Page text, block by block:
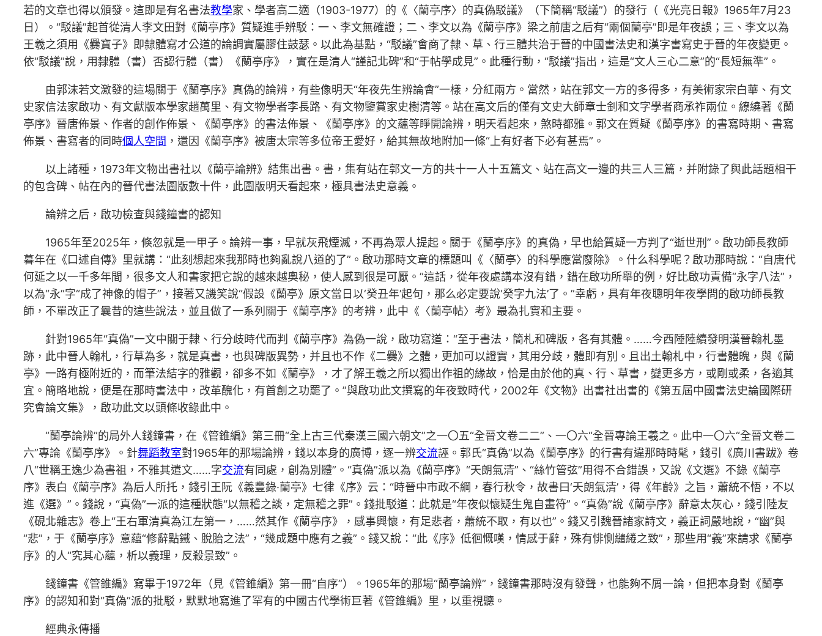
若的文章也得以頒發。這即是有名書法教學家、學者高二適（1903-1977）的《〈蘭亭序〉的真偽駁議》（下簡稱“駁議”）的發行（《光亮日報》1965年7月23
日）。“駁議”起首從清人李文田對《蘭亭序》質疑進手辨駁：一、李文無確證；二、李文以為《蘭亭序》梁之前唐之后有“兩個蘭亭”即是年夜誤；三、李文以為
王羲之須用《爨寶子》即隸體寫才公道的論調實屬膠住鼓瑟。以此為基點，“駁議”會商了隸、草、行三體共治于晉的中國書法史和漢字書寫史于晉的年夜變更。
依“駁議”說，用隸體（書）否認行體（書）《蘭亭序》，實在是清人“謹記北碑”和“于帖學成見”。此種行動，“駁議”指出，這是“文人三心二意”的“長短無準”。
由郭沫若文激發的這場關于《蘭亭序》真偽的論辨，有些像明天“年夜先生辨論會”一樣，分紅兩方。當然，站在郭文一方的多得多，有美術家宗白華、有文
史家信法家啟功、有文獻版本學家趙萬里、有文物學者李長路、有文物鑒賞家史樹清等。站在高文后的僅有文史大師章士釗和文字學者商承祚兩位。繚繞著《蘭
亭序》晉唐佈景、作者的創作佈景、《蘭亭序》的書法佈景、《蘭亭序》的文蘊等睜開論辨，明天看起來，煞時都雅。郭文在質疑《蘭亭序》的書寫時期、書寫
佈景、書寫者的同時個人空間 ，還因《蘭亭序》被唐太宗等多位帝王愛好，給其無故地附加一條“上有好者下必有甚焉”。
以上諸種，1973年文物出書社以《蘭亭論辨》結集出書。書，集有站在郭文一方的共十一人十五篇文、站在高文一邊的共三人三篇，并附錄了與此話題相干
的包含碑、帖在內的晉代書法圖版數十件，此圖版明天看起來，極具書法史意義。
論辨之后，啟功檢查與錢鐘書的認知
1965年至2025年，倏忽就是一甲子。論辨一事，早就灰飛煙滅，不再為眾人提起。關于《蘭亭序》的真偽，早也給質疑一方判了“逝世刑”。啟功師長教師
暮年在《口述自傳》里就講：“此刻想起來我那時也夠亂說八道的了”。啟功那時文章的標題叫《〈蘭亭〉的科學應當廢除》。什么科學呢？啟功那時說：“自唐代
何延之以一千多年間，很多文人和書家把它說的越來越奧秘，使人感到很是可厭。”這話，從年夜處講本沒有錯，錯在啟功所舉的例，好比啟功責備“永字八法”，
以為“永”字“成了神像的帽子”，接著又譏笑說“假設《蘭亭》原文當日以‘癸丑年’起句，那么必定要說‘癸字九法’了。”幸虧，具有年夜聰明年夜學問的啟功師長教
師，不單改正了曩昔的這些說法，並且做了一系列關于《蘭亭序》的考辨，此中《〈蘭亭帖〉考》最為扎實和主要。
針對1965年“真偽”一文中關于隸、行分歧時代而判《蘭亭序》為偽一說，啟功寫道：“至于書法，簡札和碑版，各有其體。……今西陲陸續發明漢晉翰札墨
跡，此中晉人翰札，行草為多，就是真書，也與碑版異勢，并且也不作《二爨》之體，更加可以證實，其用分歧，體即有別。且出土翰札中，行書體魄，與《蘭
亭》一路有極附近的，而筆法結字的雅觀，卻多不如《蘭亭》，才了解王羲之所以獨出作祖的緣故，恰是由於他的真、行、草書，變更多方，或剛或柔，各適其
宜。簡略地說，便是在那時書法中，改革醜化，有首創之功罷了。”與啟功此文撰寫的年夜致時代，2002年《文物》出書社出書的《第五屆中國書法史論國際研
究會論文集》，啟功此文以頭條收錄此中。
“蘭亭論辨”的局外人錢鐘書，在《管錐編》第三冊“全上古三代秦漢三國六朝文”之一〇五“全晉文卷二二”、一〇六“全晉專論王羲之。此中一〇六“全晉文卷二
六”專論《蘭亭序》。針舞蹈教室對1965年的那場論辨，錢以本身的廣博，逐一辨交流誣。郭氏“真偽”以為《蘭亭序》的行書有違那時時髦，錢引《廣川書跋》卷
八“世稱王逸少為書祖，不雅其遣文……字交流有同處，創為別體”。“真偽”派以為《蘭亭序》“天朗氣清”、“絲竹管弦”用得不合錯誤，又說《文選》不錄《蘭亭
序》表白《蘭亭序》為后人所托，錢引王阮《義豐錄·蘭亭》七律《序》云：“時晉中市政不綱，春行秋令，故書曰‘天朗氣清’，得《年齡》之旨，蕭統不悟，不以
進《選》”。錢說，“真偽”一派的這種狀態“以無稽之談，定無稽之罪”。錢批駁道：此就是“年夜似懷疑生鬼自畫符”。“真偽”說《蘭亭序》辭意太灰心，錢引陸友
《硯北雜志》卷上“王右軍清真為江左第一，……然其作《蘭亭序》，感事興懷，有足悲者，蕭統不取，有以也”。錢又引魏晉諸家詩文，義正詞嚴地說，“幽”與
“悲”，于《蘭亭序》意蘊“修辭點鐵、脫胎之法”，“幾成題中應有之義”。錢又說：“此《序》低徊慨嘆，情感于辭，殊有悱惻繾綣之致”，那些用“義”來請求《蘭亭
序》的人“究其心蘊，析以義理，反殺景致”。
錢鐘書《管錐編》寫畢于1972年（見《管錐編》第一冊“自序”）。1965年的那場“蘭亭論辨”，錢鐘書那時沒有發聲，也能夠不屑一論，但把本身對《蘭亭
序》的認知和對“真偽”派的批駁，默默地寫進了罕有的中國古代學術巨著《管錐編》里，以重視聽。
經典永傳播